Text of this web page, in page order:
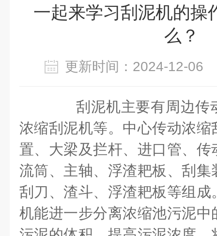
一起来学习刮泥机的操
么？
更新时间：2024-12-
刮泥机主要有周边传
浓缩刮泥机等。中心传动浓
置、大梁及拦杆、进口管、
流筒、主轴、浮渣耙板、刮
刮刀、渣斗、浮渣耙板等组
机能进一步分离浓缩池污泥